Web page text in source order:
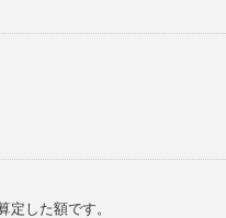
した額です。